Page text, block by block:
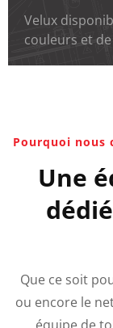
Velux
couleurs et
Pourquoi nous
Une
Que ce soit
ou encore le